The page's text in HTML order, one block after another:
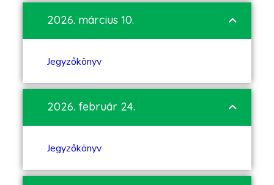
2026. március 10.
Jegyzőkönyv
2026. február 24.
Jegyzőkönyv